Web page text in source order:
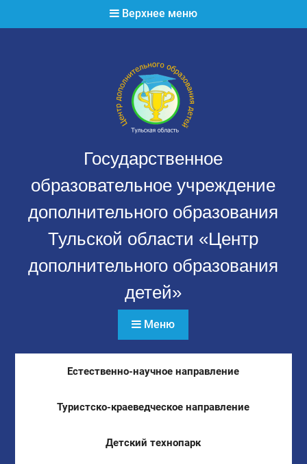
Верхнее меню
Государственное
образовательное учреждение
дополнительного образования
Тульской области «Центр
дополнительного образования
детей»
Меню
Естественно-научное направление
Туристско-краеведческое направление
Детский технопарк